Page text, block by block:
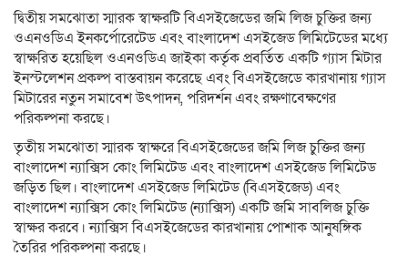
দ্বিতীয় সমঝোতা স্মারক স্বাক্ষরটি বিএসইজেডের জমি লিজ চুক্তির জন্য
ওএনওডিএ ইনকর্পোরেটেড এবং বাংলাদেশ এসইজেড লিমিটেডের মধ্যে
স্বাক্ষরিত হয়েছিল ওএনওডিএ জাইকা কর্তৃক প্রবর্তিত একটি গ্যাস মিটার
ইনস্টলেশন প্রকল্প বাস্তবায়ন করেছে এবং বিএসইজেডে কারখানায় গ্যাস
মিটারের নতুন সমাবেশ উৎপাদন, পরিদর্শন এবং রক্ষণাবেক্ষণের
পরিকল্পনা করছে।
তৃতীয় সমঝোতা স্মারক স্বাক্ষরে বিএসইজেডের জমি লিজ চুক্তির জন্য
বাংলাদেশ ন্যাক্সিস কোং লিমিটেড এবং বাংলাদেশ এসইজেড লিমিটেড
জড়িত ছিল। বাংলাদেশ এসইজেড লিমিটেড (বিএসইজেড) এবং
বাংলাদেশ ন্যাক্সিস কোং লিমিটেড (ন্যাক্সিস) একটি জমি সাবলিজ চুক্তি
স্বাক্ষর করবে। ন্যাক্সিস বিএসইজেডের কারখানায় পোশাক আনুষঙ্গিক
তৈরির পরিকল্পনা করছে।